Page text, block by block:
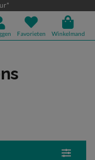
Favorieten Winkelmand